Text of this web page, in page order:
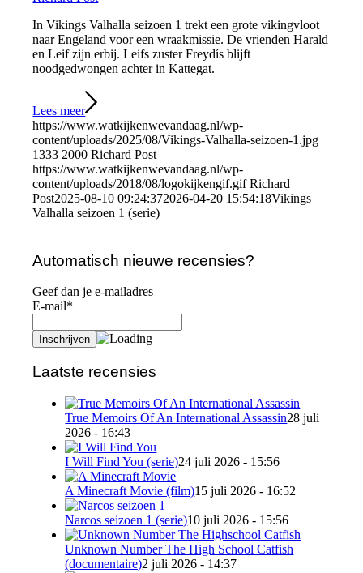
In Vikings Valhalla seizoen 1 trekt een grote vikingvloot
naar Engeland voor een wraakmissie. De vrienden Harald
en Leif zijn erbij. Leifs zuster Freydís blijft
noodgedwongen achter in Kattegat.
Lees meer
https://www.watkijkenwevandaag.nl/wp-
content/uploads/2025/08/Vikings-Valhalla-seizoen-1.jpg
1333 2000 Richard Post
https://www.watkijkenwevandaag.nl/wp-
content/uploads/2018/08/logokijkengif.gif Richard
Post2025-08-10 09:24:372026-04-20 15:54:18Vikings
Valhalla seizoen 1 (serie)
Automatisch nieuwe recensies?
Geef dan je e-mailadres
E-mail*
Laatste recensies
True Memoirs Of An International Assassin28 juli
2026 - 16:43
I Will Find You (serie)24 juli 2026 - 15:56
A Minecraft Movie (film)15 juli 2026 - 16:52
Narcos seizoen 1 (serie)10 juli 2026 - 15:56
Unknown Number The High School Catfish
(documentaire)2 juli 2026 - 14:37